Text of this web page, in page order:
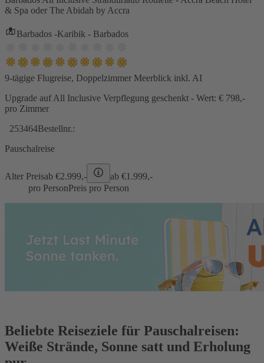
& Spa oder The Abidah by Accra
Barbados -Karibik - Barbados
9-tägige Flugreise, Doppelzimmer Meerblick inkl. AI
Upgrade auf All Inclusive Verpflegung geschenkt - Wert: € 798,-
pro Zimmer
253464Bestellnr.:
Pauschalreise
Alter Preisab €2.999,- ab €1.999,-
pro PersonPreis pro Person
Beliebte Reiseziele für Pauschalreisen:
Weiße Strände, Sonne satt und Erholung